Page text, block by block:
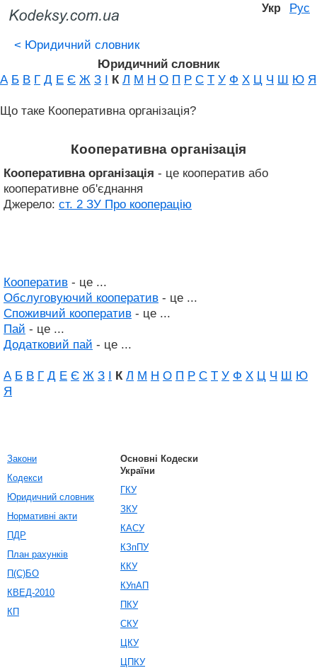
Укр Рус
< Юридичний словник
Юридичний словник
А Б В Г Д Е Є Ж З І К Л М Н О П Р С Т У Ф Х Ц Ч Ш Ю Я
Що таке Кооперативна організація?
Кооперативна організація
Кооперативна організація - це кооператив або
кооперативне об'єднання
Джерело: ст. 2 ЗУ Про кооперацію
Кооператив - це ...
Обслуговуючий кооператив - це ...
Споживчий кооператив - це ...
Пай - це ...
Додатковий пай - це ...
А Б В Г Д Е Є Ж З І К Л М Н О П Р С Т У Ф Х Ц Ч Ш Ю
Я
Закони
Кодекси
Юридичний словник
Нормативні акти
ПДР
План рахунків
П(С)БО
КВЕД-2010
КП
Основні Кодески
України
ГКУ
ЗКУ
КАСУ
КЗпПУ
ККУ
КУпАП
ПКУ
СКУ
ЦКУ
ЦПКУ